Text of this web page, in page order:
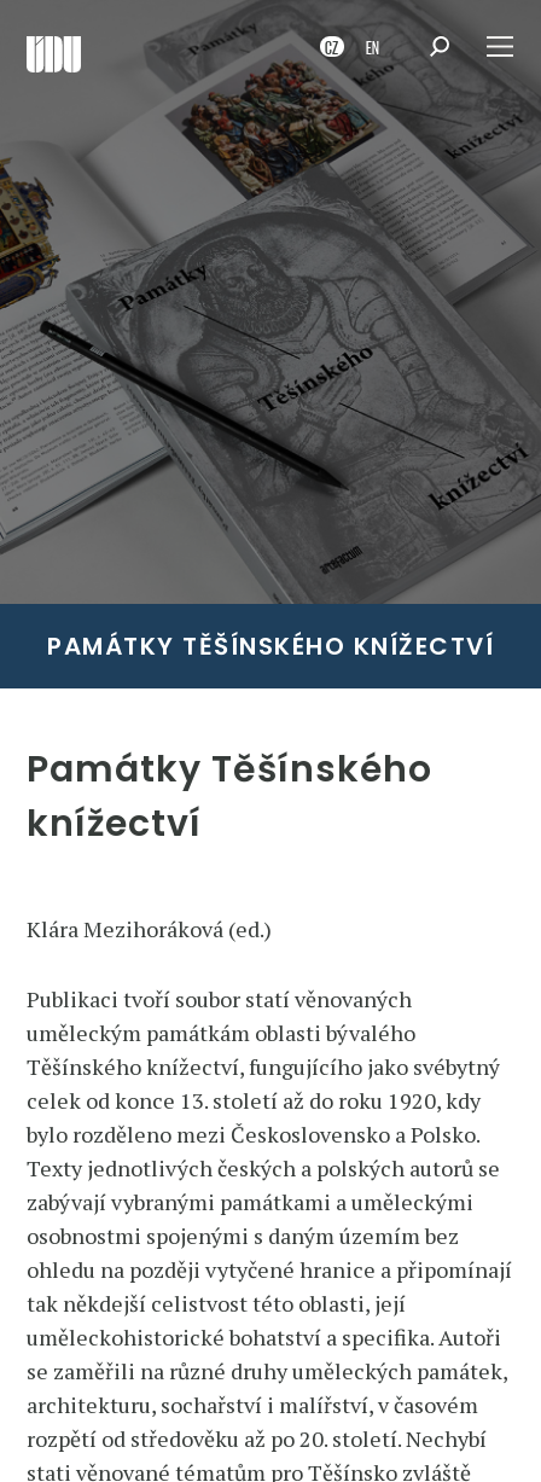
CZ EN
PAMÁTKY TĚŠÍNSKÉHO KNÍŽECTVÍ
Památky Těšínského
knížectví
Klára Mezihoráková (ed.)
Publikaci tvoří soubor statí věnovaných
uměleckým památkám oblasti bývalého
Těšínského knížectví, fungujícího jako svébytný
celek od konce 13. století až do roku 1920, kdy
bylo rozděleno mezi Československo a Polsko.
Texty jednotlivých českých a polských autorů se
zabývají vybranými památkami a uměleckými
osobnostmi spojenými s daným územím bez
ohledu na později vytyčené hranice a připomínají
tak někdejší celistvost této oblasti, její
uměleckohistorické bohatství a specifika. Autoři
se zaměřili na různé druhy uměleckých památek,
architekturu, sochařství i malířství, v časovém
rozpětí od středověku až po 20. století. Nechybí
stati věnované tématům pro Těšínsko zvláště